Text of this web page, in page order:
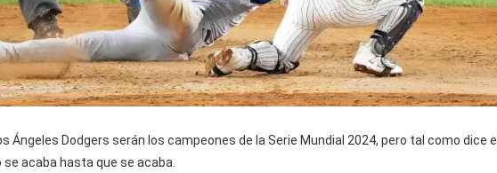
Ángeles Dodgers serán los campeones de la Serie Mundial 2024, pero tal como dice el
acaba hasta que se acaba.